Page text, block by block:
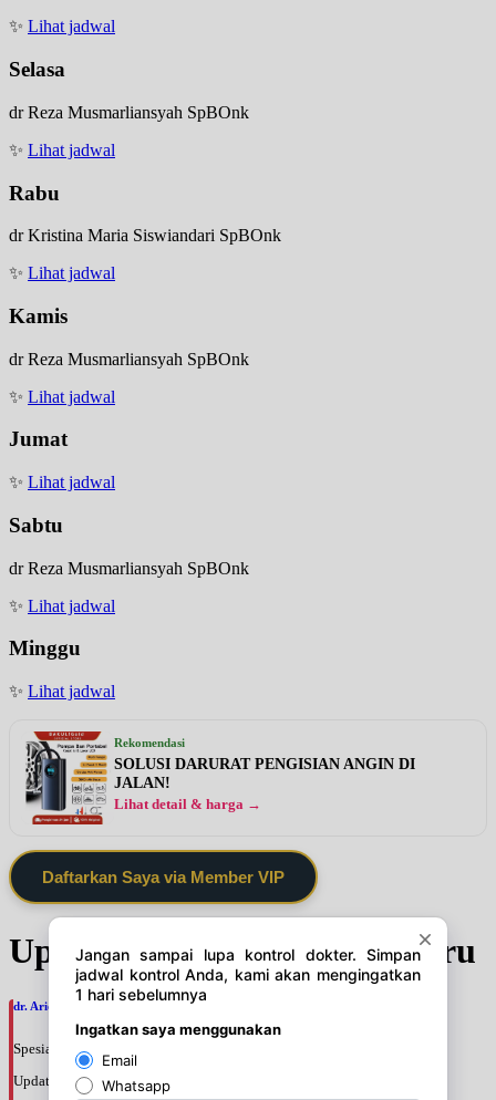
✨ Lihat jadwal
Selasa
dr Reza Musmarliansyah SpBOnk
✨ Lihat jadwal
Rabu
dr Kristina Maria Siswiandari SpBOnk
✨ Lihat jadwal
Kamis
dr Reza Musmarliansyah SpBOnk
✨ Lihat jadwal
Jumat
✨ Lihat jadwal
Sabtu
dr Reza Musmarliansyah SpBOnk
✨ Lihat jadwal
Minggu
✨ Lihat jadwal
Rekomendasi
SOLUSI DARURAT PENGISIAN ANGIN DI
JALAN!
Lihat detail & harga →
Daftarkan Saya via Member VIP
Update Jadwal Dokter terbaru
dr. Ario Baskoro, SpU
Spesialis: Bedah Urologi
Update terakhir: 2026-08-06 18:46:06